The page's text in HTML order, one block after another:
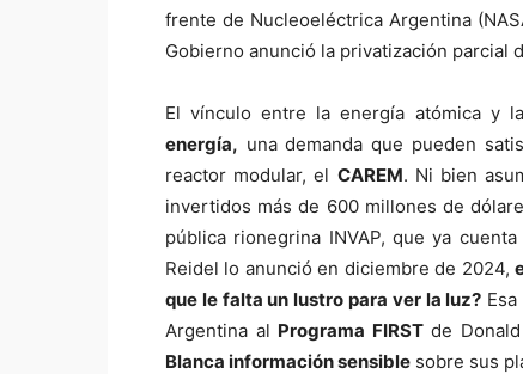
frente de Nucleoeléctrica Argentina
Gobierno anunció la privatización parcial
El vínculo entre la energía atómica y
energía, una demanda que pueden
reactor modular, el CAREM. Ni bien
invertidos más de 600 millones de
pública rionegrina INVAP, que ya
Reidel lo anunció en diciembre de 2024,
que le falta un lustro para ver la luz?
Argentina al Programa FIRSTde Donald
Blanca información sensible sobre sus